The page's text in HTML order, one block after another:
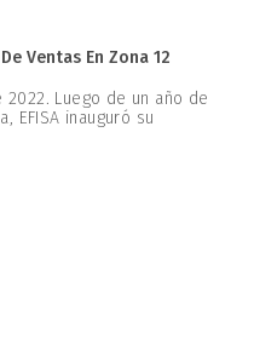
Ventas En Zona 12
Luego de un año de
EFISA inauguró su